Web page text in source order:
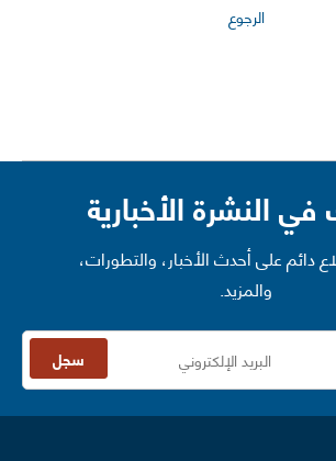
الرجوع
النشرة الأخبارية
دائم على أحدث الأخبار، والتطورات،
والمزيد.
سجل